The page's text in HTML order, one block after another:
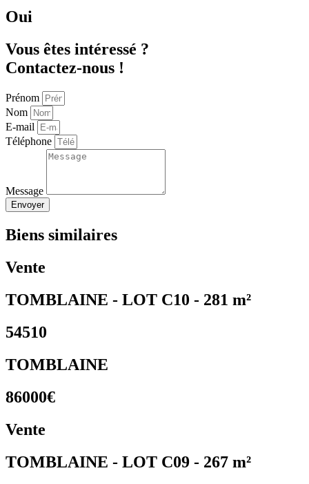
Oui
Vous êtes intéressé ?
Contactez-nous !
Prénom
Nom
E-mail
Téléphone
Message
Envoyer
Biens similaires
Vente
TOMBLAINE - LOT C10 - 281 m²
54510
TOMBLAINE
86000€
Vente
TOMBLAINE - LOT C09 - 267 m²